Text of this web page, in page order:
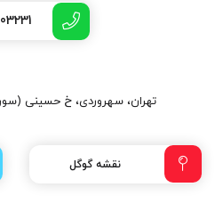
تهران، سهروردی، خ حسینی
نقشه گوگل